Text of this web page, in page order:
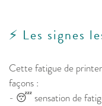
⚡ Les signes
Cette fatigue de
façons :
- 😴 sensation de